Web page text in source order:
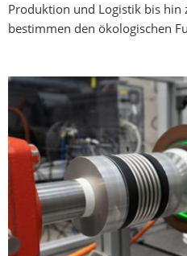
Produktion und Logistik bis hin
bestimmen den ökologischen